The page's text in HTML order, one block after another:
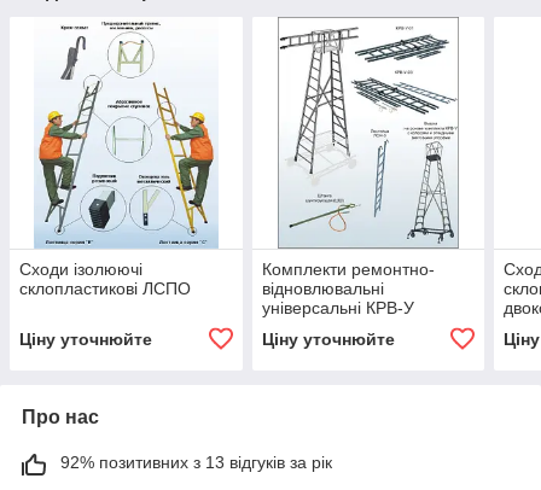
Сходи ізолюючі
склопластикові ЛСПО
Ціну уточнюйте
Комплекти ремонтно-
відновлювальні
універсальні КРВ-У
Ціну уточнюйте
Про нас
92% позитивних з 13 відгуків за рік